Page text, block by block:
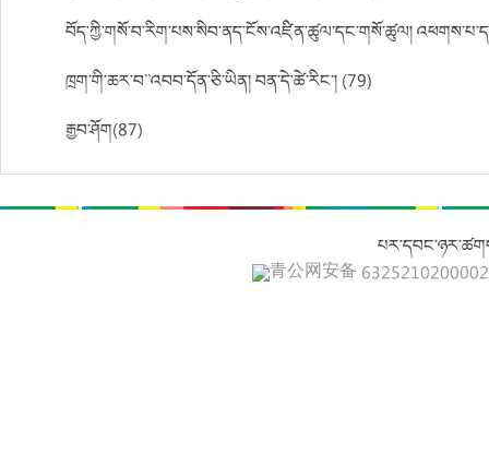
བོད་ཀྱི་གསོ་བ་རིག་པས་སིབ་ནད་ངོས་འཛིན་ཚུལ་དང་གསོ་ཚུལ།
ཁྲག་གི་ཆར་བ”འབབ་དོན་ཅི་ཡིན། བན་དེ་ཚེ་རིང་། (79)
རྒྱབ་ཤོག(87)
青公网安备